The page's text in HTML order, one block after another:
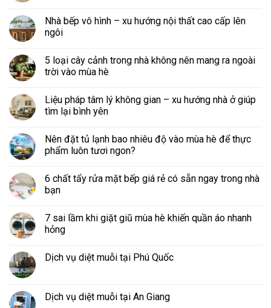
Nhà bếp vô hình – xu hướng nội thất cao cấp lên
ngôi
5 loại cây cảnh trong nhà không nên mang ra ngoài
trời vào mùa hè
Liệu pháp tâm lý không gian – xu hướng nhà ở giúp
tìm lại bình yên
Nên đặt tủ lạnh bao nhiêu độ vào mùa hè để thực
phẩm luôn tươi ngon?
6 chất tẩy rửa mặt bếp giá rẻ có sẵn ngay trong nhà
bạn
7 sai lầm khi giặt giũ mùa hè khiến quần áo nhanh
hỏng
Dịch vụ diệt muỗi tại Phú Quốc
Dịch vụ diệt muỗi tại An Giang